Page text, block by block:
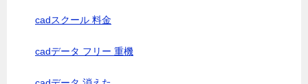
cadスクール 料金
cadデータ フリー 重機